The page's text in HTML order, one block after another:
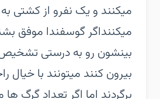
میکنند و یک نفرو از کشتی
میکنند‏اگر گوسفندا موفق
بینشون رو به درستی
بیرون کنند میتونند با
برگردند اما اگر تعداد گرگ